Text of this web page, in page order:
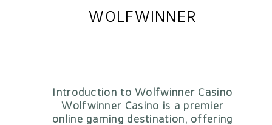
WOLFWINNER
Introduction to Wolfwinner Casino
Wolfwinner Casino is a premier
online gaming destination, offering